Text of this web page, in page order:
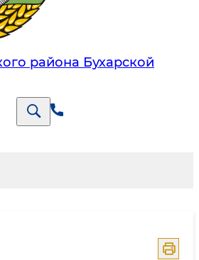
района Бухарской